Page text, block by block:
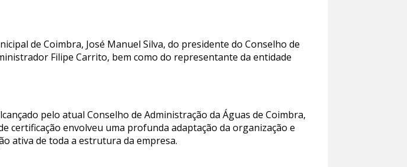
de Coimbra, José Manuel Silva, do presidente do Conselho de
Filipe Carrito, bem como do representante da entidade
pelo atual Conselho de Administração da Águas de Coimbra,
certificação envolveu uma profunda adaptação da organização e
ativa de toda a estrutura da empresa.